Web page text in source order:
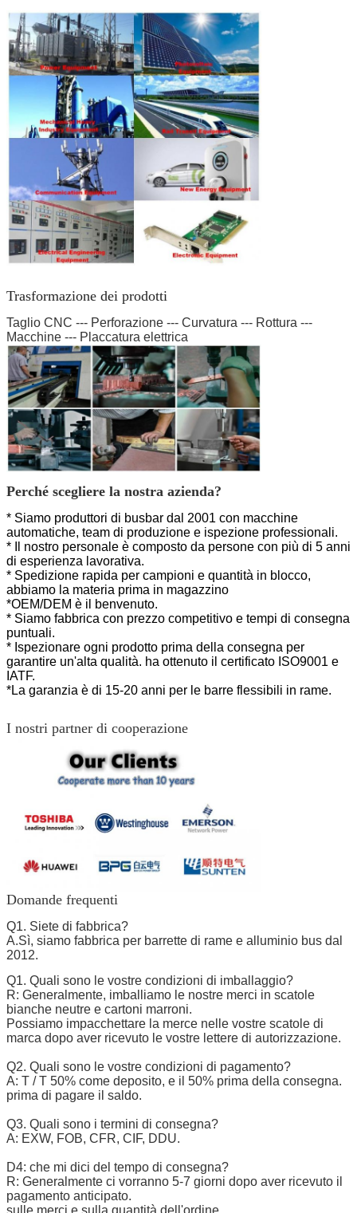
Trasformazione dei prodotti
Taglio CNC --- Perforazione --- Curvatura --- Rottura ---
Macchine --- Placcatura elettrica
Perché scegliere la nostra azienda?
* Siamo produttori di busbar dal 2001 con macchine
automatiche, team di produzione e ispezione professionali.
* Il nostro personale è composto da persone con più di 5 anni
di esperienza lavorativa.
* Spedizione rapida per campioni e quantità in blocco,
abbiamo la materia prima in magazzino
*OEM/DEM è il benvenuto.
* Siamo fabbrica con prezzo competitivo e tempi di consegna
puntuali.
* Ispezionare ogni prodotto prima della consegna per
garantire un'alta qualità. ha ottenuto il certificato ISO9001 e
IATF.
*La garanzia è di 15-20 anni per le barre flessibili in rame.
I nostri partner di cooperazione
Domande frequenti
Q1. Siete di fabbrica?
A.Sì, siamo fabbrica per barrette di rame e alluminio bus dal
2012.
Q1. Quali sono le vostre condizioni di imballaggio?
R: Generalmente, imballiamo le nostre merci in scatole
bianche neutre e cartoni marroni.
Possiamo impacchettare la merce nelle vostre scatole di
marca dopo aver ricevuto le vostre lettere di autorizzazione.
Q2. Quali sono le vostre condizioni di pagamento?
A: T / T 50% come deposito, e il 50% prima della consegna.
prima di pagare il saldo.
Q3. Quali sono i termini di consegna?
A: EXW, FOB, CFR, CIF, DDU.
D4: che mi dici del tempo di consegna?
R: Generalmente ci vorranno 5-7 giorni dopo aver ricevuto il
pagamento anticipato.
sulle merci e sulla quantità dell'ordine.